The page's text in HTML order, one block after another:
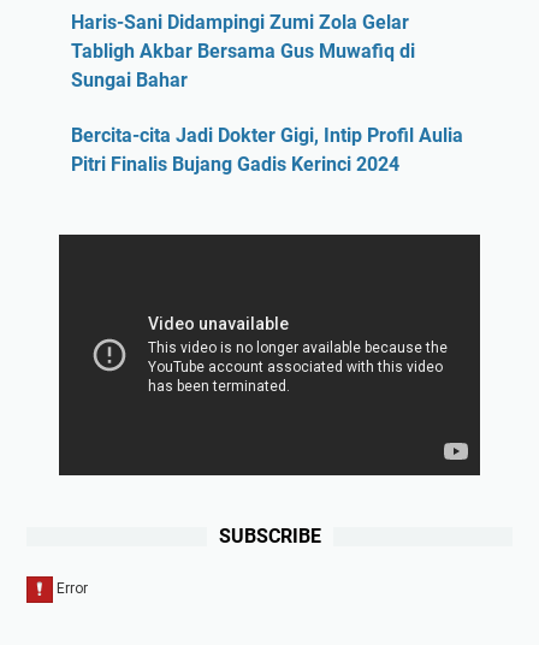
Haris-Sani Didampingi Zumi Zola Gelar
Tabligh Akbar Bersama Gus Muwafiq di
Sungai Bahar
Bercita-cita Jadi Dokter Gigi, Intip Profil Aulia
Pitri Finalis Bujang Gadis Kerinci 2024
SUBSCRIBE